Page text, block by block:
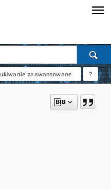
zaawansowane ?